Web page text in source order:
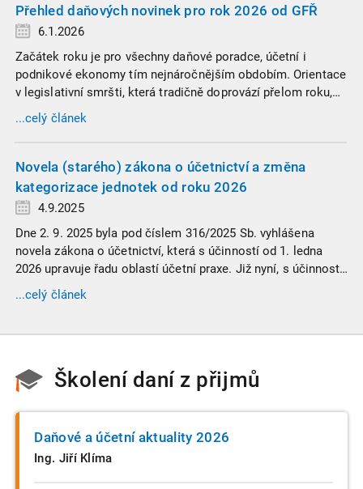
Přehled daňových novinek pro rok 2026 od GFŘ
6.1.2026
Začátek roku je pro všechny daňové poradce, účetní i
podnikové ekonomy tím nejnáročnějším obdobím. Orientace
v legislativní smršti, která tradičně doprovází přelom roku,
vyžaduje nastudovat všechny novely a doprovodné
informace. Generální finanční ředitelství (GFŘ) zveřejnilo
žádného daňového profesionála.
...celý článek
Novela (starého) zákona o účetnictví a změna
kategorizace jednotek od roku 2026
4.9.2025
Dne 2. 9. 2025 byla pod číslem 316/2025 Sb. vyhlášena
novela zákona o účetnictví, která s účinností od 1. ledna
2026 upravuje řadu oblastí účetní praxe. Již nyní, s účinností
od 3. září 2025, platí nová, zvýšená kritéria pro zařazení firem
do velikostních a použijí se zpětně již pro účetní období
...celý článek
Školení daní z přijmů
Daňové a účetní aktuality 2026
Ing. Jiří Klíma